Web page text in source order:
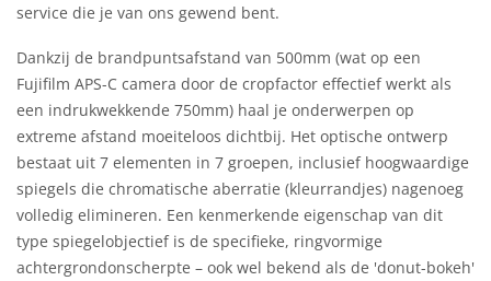
service die je van ons gewend bent.
Dankzij de brandpuntsafstand van 500mm (wat op een
Fujifilm APS-C camera door de cropfactor effectief werkt als
een indrukwekkende 750mm) haal je onderwerpen op
extreme afstand moeiteloos dichtbij. Het optische ontwerp
bestaat uit 7 elementen in 7 groepen, inclusief hoogwaardige
spiegels die chromatische aberratie (kleurrandjes) nagenoeg
volledig elimineren. Een kenmerkende eigenschap van dit
type spiegelobjectief is de specifieke, ringvormige
achtergrondonscherpte – ook wel bekend als de 'donut-bokeh'